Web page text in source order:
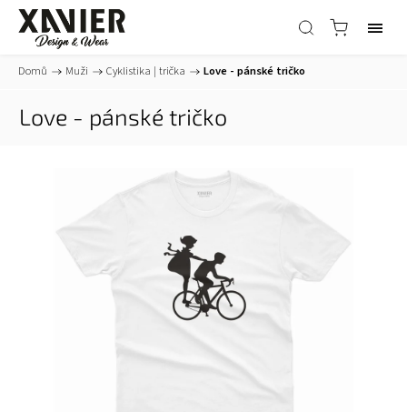
Domů / Muži / Cyklistika | trička / Love - pánské tričko
Love - pánské tričko